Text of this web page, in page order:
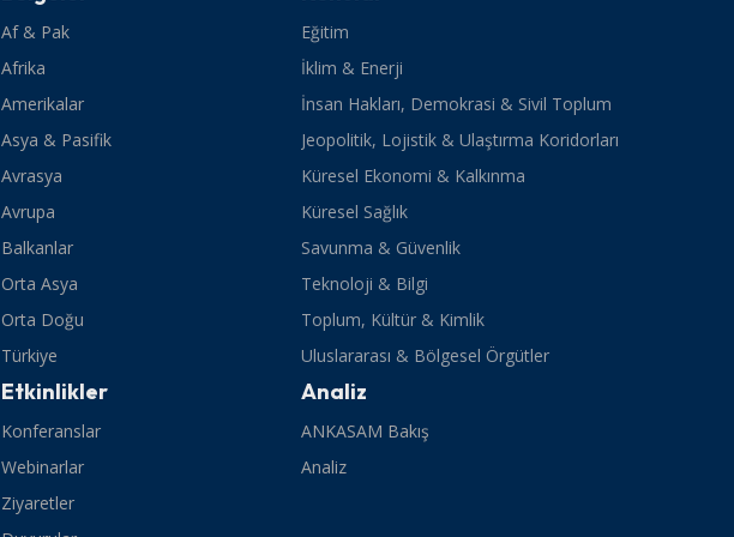
Af & Pak
Afrika
Amerikalar
Asya & Pasifik
Avrasya
Avrupa
Balkanlar
Orta Asya
Orta Doğu
Türkiye
Etkinlikler
Konferanslar
Webinarlar
Ziyaretler
Eğitim
İklim & Enerji
İnsan Hakları, Demokrasi & Sivil Toplum
Jeopolitik, Lojistik & Ulaştırma Koridorları
Küresel Ekonomi & Kalkınma
Küresel Sağlık
Savunma & Güvenlik
Teknoloji & Bilgi
Toplum, Kültür & Kimlik
Uluslararası & Bölgesel Örgütler
Analiz
ANKASAM Bakış
Analiz